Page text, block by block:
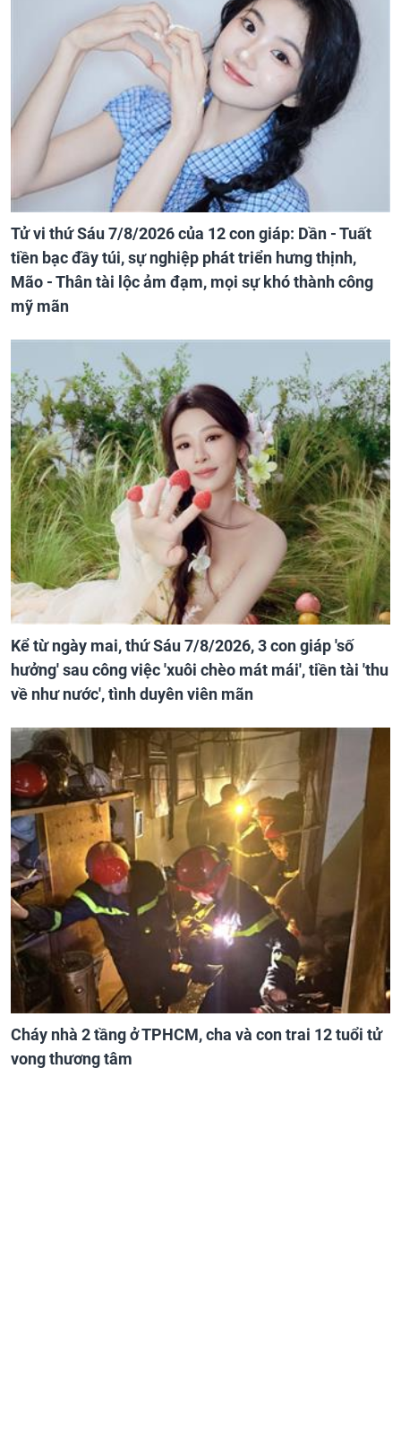
Tử vi thứ Sáu 7/8/2026 của 12 con giáp: Dần - Tuất
tiền bạc đầy túi, sự nghiệp phát triển hưng thịnh,
Mão - Thân tài lộc ảm đạm, mọi sự khó thành công
mỹ mãn
Kể từ ngày mai, thứ Sáu 7/8/2026, 3 con giáp 'số
hưởng' sau công việc 'xuôi chèo mát mái', tiền tài 'thu
về như nước', tình duyên viên mãn
Cháy nhà 2 tầng ở TPHCM, cha và con trai 12 tuổi tử
vong thương tâm